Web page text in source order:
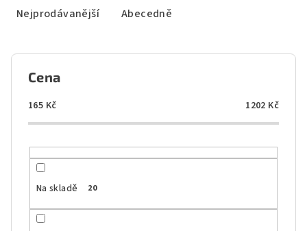
Nejprodávanější Abecedně
Cena
165 Kč 1202 Kč
Na skladě 20